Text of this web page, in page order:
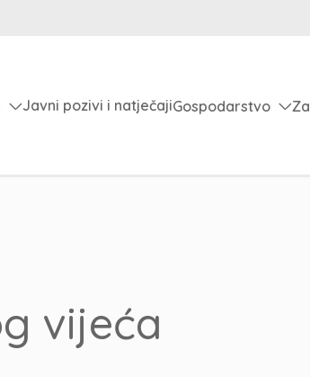
Javni pozivi i natječajiGospodarstvo
vijeća